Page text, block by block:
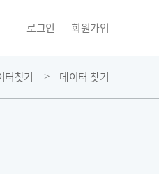
로그인 회원가입
터찾기 데이터 찾기